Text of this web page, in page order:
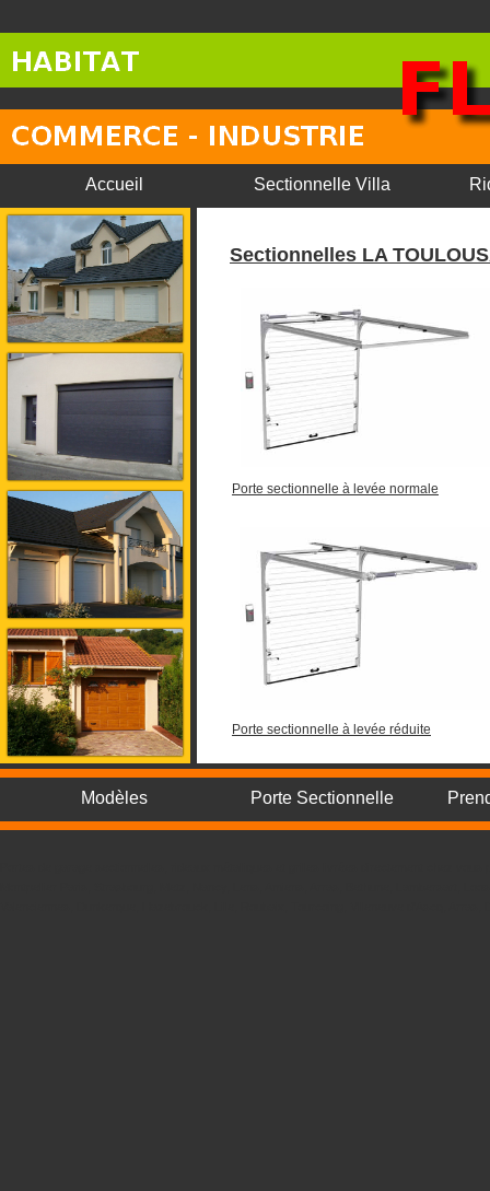
Accueil Sectionnelle Villa
Sectionnelles LA
Porte sectionnelle à levée normale
Porte sectionnelle à levée réduite
Modèles Porte Sectionnelle